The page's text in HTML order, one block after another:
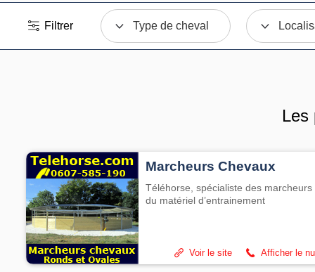
Filtrer Type de cheval
Les
Marcheurs Chevaux
Téléhorse, spécialiste des marcheurs
du matériel d’entrainement
Afficher le
Voir le site